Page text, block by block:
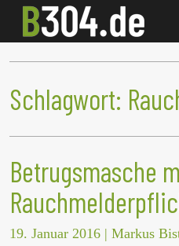
Schlagwort:
Betrugsmasche
19. Januar 2016 | Markus